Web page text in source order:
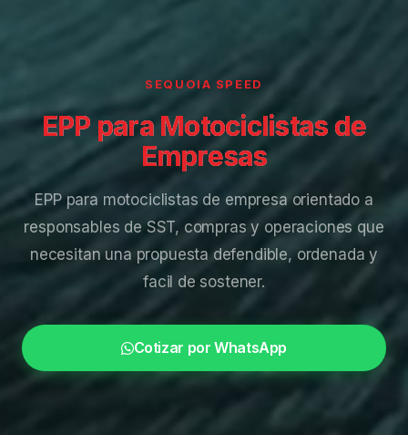
SEQUOIA SPEED
EPP para Motociclistas de
Empresas
EPP para motociclistas de empresa orientado a
responsables de SST, compras y operaciones que
necesitan una propuesta defendible, ordenada y
facil de sostener.
Cotizar por WhatsApp